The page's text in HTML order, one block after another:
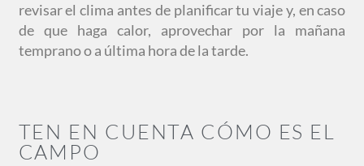
revisar el clima antes de planificar tu viaje y, en caso
de que haga calor, aprovechar por la mañana
temprano o a última hora de la tarde.
TEN EN CUENTA CÓMO ES EL
CAMPO